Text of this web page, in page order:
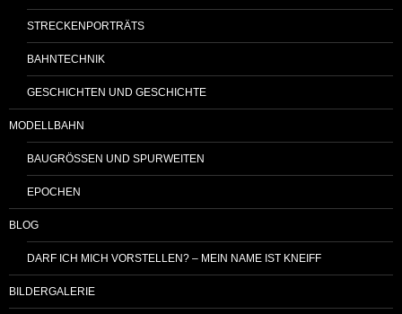
STRECKENPORTRÄTS
BAHNTECHNIK
GESCHICHTEN UND GESCHICHTE
MODELLBAHN
BAUGRÖSSEN UND SPURWEITEN
EPOCHEN
BLOG
DARF ICH MICH VORSTELLEN? – MEIN NAME IST KNEIFF
BILDERGALERIE